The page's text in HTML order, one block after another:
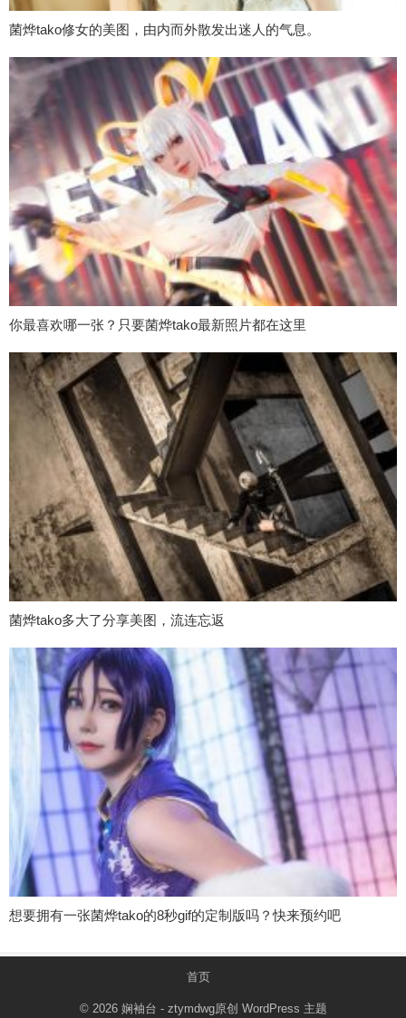
菌烨tako修女的美图，由内而外散发出迷人的气息。
你最喜欢哪一张？只要菌烨tako最新照片都在这里
菌烨tako多大了分享美图，流连忘返
想要拥有一张菌烨tako的8秒gif的定制版吗？快来预约吧
首页
© 2026 娴袖台 - ztymdwg原创 WordPress 主题